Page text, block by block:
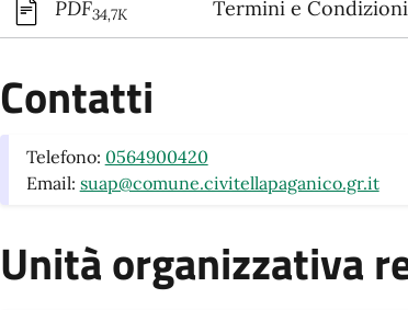
PDF34,7K Termini e
Contatti
Telefono: 0564900420
Email: suap@comune.civitellapaganico.gr.it
Unità organizzativa